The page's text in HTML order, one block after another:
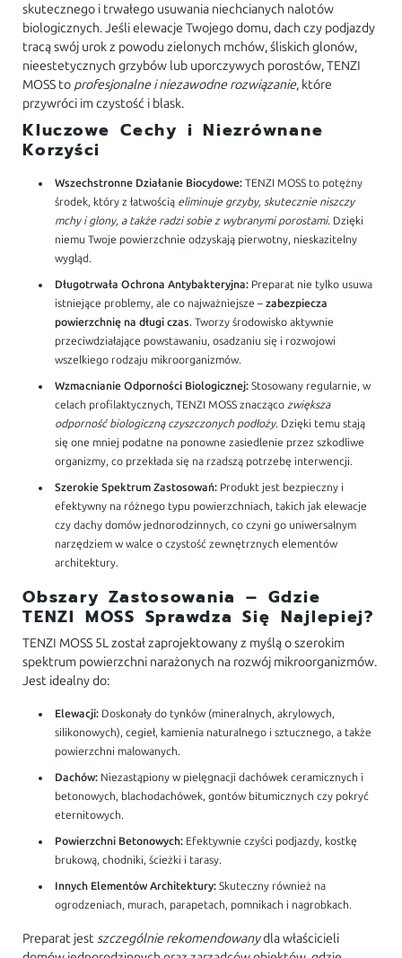
skutecznego i trwałego usuwania niechcianych nalotów
biologicznych. Jeśli elewacje Twojego domu, dach czy podjazdy
tracą swój urok z powodu zielonych mchów, śliskich glonów,
nieestetycznych grzybów lub uporczywych porostów, TENZI
MOSS to profesjonalne i niezawodne rozwiązanie, które
przywróci im czystość i blask.
Kluczowe Cechy i Niezrównane
Korzyści
Wszechstronne Działanie Biocydowe: TENZI MOSS to potężny
środek, który z łatwością eliminuje grzyby, skutecznie niszczy
mchy i glony, a także radzi sobie z wybranymi porostami. Dzięki
niemu Twoje powierzchnie odzyskają pierwotny, nieskazitelny
wygląd.
Długotrwała Ochrona Antybakteryjna: Preparat nie tylko usuwa
istniejące problemy, ale co najważniejsze –zabezpiecza
powierzchnię na długi czas. Tworzy środowisko aktywnie
przeciwdziałające powstawaniu, osadzaniu się i rozwojowi
wszelkiego rodzaju mikroorganizmów.
Wzmacnianie Odporności Biologicznej: Stosowany regularnie, w
celach profilaktycznych, TENZI MOSS znaczącozwiększa
odporność biologiczną czyszczonych podłoży. Dzięki temu stają
się one mniej podatne na ponowne zasiedlenie przez szkodliwe
organizmy, co przekłada się na rzadszą potrzebę interwencji.
Szerokie Spektrum Zastosowań: Produkt jest bezpieczny i
efektywny na różnego typu powierzchniach, takich jak elewacje
czy dachy domów jednorodzinnych, co czyni go uniwersalnym
narzędziem w walce o czystość zewnętrznych elementów
architektury.
Obszary Zastosowania – Gdzie
TENZI MOSS Sprawdza Się Najlepiej?
TENZI MOSS 5L został zaprojektowany z myślą o szerokim
spektrum powierzchni narażonych na rozwój mikroorganizmów.
Jest idealny do:
Elewacji: Doskonały do tynków (mineralnych, akrylowych,
silikonowych), cegieł, kamienia naturalnego i sztucznego, a także
powierzchni malowanych.
Dachów: Niezastąpiony w pielęgnacji dachówek ceramicznych i
betonowych, blachodachówek, gontów bitumicznych czy pokryć
eternitowych.
Powierzchni Betonowych: Efektywnie czyści podjazdy, kostkę
brukową, chodniki, ścieżki i tarasy.
Innych Elementów Architektury: Skuteczny również na
ogrodzeniach, murach, parapetach, pomnikach i nagrobkach.
Preparat jestszczególnie rekomendowanydla właścicieli